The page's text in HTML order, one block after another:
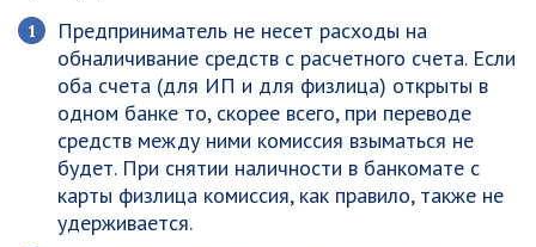
Предприниматель не несет расходы на
обналичивание средств с расчетного счета. Если
оба счета (для ИП и для физлица) открыты в
одном банке то, скорее всего, при переводе
средств между ними комиссия взыматься не
будет. При снятии наличности в банкомате с
карты физлица комиссия, как правило, также не
удерживается.